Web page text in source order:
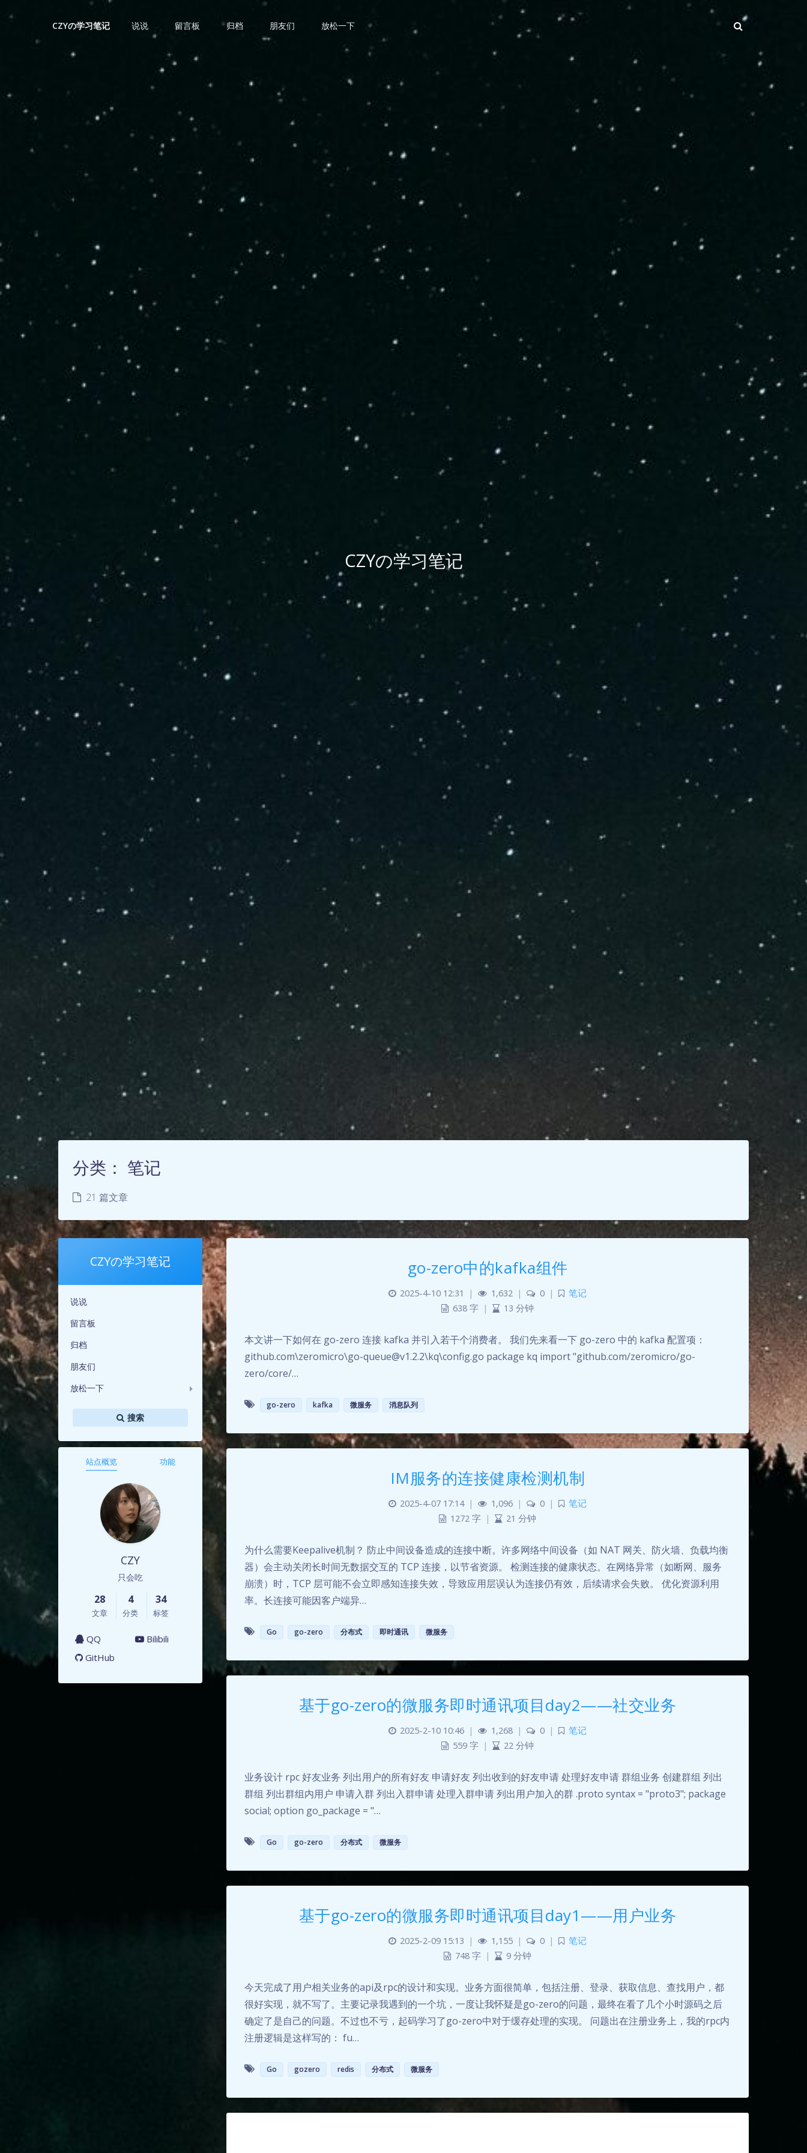
CZYの学习笔记 说说 留言板 归档 朋友们 放松一下
CZYの学习笔记
分类： 笔记
21 篇文章
CZYの学习笔记
说说
留言板
归档
朋友们
放松一下
搜索
站点概览 功能
CZY
只会吃
28
文章
4
分类
34
标签
QQ
Bilibili
GitHub
go-zero中的kafka组件
2025-4-10 12:31 | 1,632 | 0 |
笔记
638 字 | 13 分钟
本文讲一下如何在 go-zero 连接 kafka 并引入若干个消费者。 我们先来看一下 go-zero 中的 kafka 配置项：
github.com\zeromicro\go-queue@v1.2.2\kq\config.go package kq import "github.com/zeromicro/go-
zero/core/…
go-zero kafka 微服务 消息队列
IM服务的连接健康检测机制
2025-4-07 17:14 | 1,096 | 0 |
笔记
1272 字 | 21 分钟
为什么需要Keepalive机制？ 防止中间设备造成的连接中断。许多网络中间设备（如 NAT 网关、防火墙、负载均衡
器）会主动关闭长时间无数据交互的 TCP 连接，以节省资源。 检测连接的健康状态。在网络异常（如断网、服务
崩溃）时，TCP 层可能不会立即感知连接失效，导致应用层误认为连接仍有效，后续请求会失败。 优化资源利用
率。长连接可能因客户端异…
Go go-zero 分布式 即时通讯 微服务
基于go-zero的微服务即时通讯项目day2——社交业务
2025-2-10 10:46 | 1,268 | 0 |
笔记
559 字 | 22 分钟
业务设计 rpc 好友业务 列出用户的所有好友 申请好友 列出收到的好友申请 处理好友申请 群组业务 创建群组 列出
群组 列出群组内用户 申请入群 列出入群申请 处理入群申请 列出用户加入的群 .proto syntax = "proto3"; package
social; option go_package = "…
Go go-zero 分布式 微服务
基于go-zero的微服务即时通讯项目day1——用户业务
2025-2-09 15:13 | 1,155 | 0 |
笔记
748 字 | 9 分钟
今天完成了用户相关业务的api及rpc的设计和实现。业务方面很简单，包括注册、登录、获取信息、查找用户，都
很好实现，就不写了。主要记录我遇到的一个坑，一度让我怀疑是go-zero的问题，最终在看了几个小时源码之后
确定了是自己的问题。不过也不亏，起码学习了go-zero中对于缓存处理的实现。 问题出在注册业务上，我的rpc内
注册逻辑是这样写的： fu…
Go gozero redis 分布式 微服务